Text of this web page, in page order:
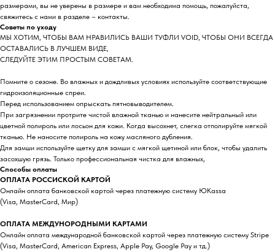
размерами, вы не уверены в размере и вам необходима помощь, пожалуйста,
свяжитесь с нами в разделе – контакты.
Советы по уходу
МЫ ХОТИМ, ЧТОБЫ ВАМ НРАВИЛИСЬ ВАШИ ТУФЛИ VOID, ЧТОБЫ ОНИ ВСЕГДА
ОСТАВАЛИСЬ В ЛУЧШЕМ ВИДЕ,
СЛЕДУЙТЕ ЭТИМ ПРОСТЫМ СОВЕТАМ.
Помните о сезоне. Во влажных и дождливых условиях используйте соответствующие
гидроизоляционные спреи.
Перед использованием опрыскать пятновыводителем.
При загрязнении протрите чистой влажной тканью и нанесите нейтральный или
цветной полироль или лосьон для кожи. Когда высохнет, слегка отполируйте мягкой
тканью. Не наносите полироль на кожу масляного дубления.
Для замши используйте щетку для замши с мягкой щетиной или блок, чтобы удалить
засохшую грязь. Только профессиональная чистка для влажных,
Способы оплаты
ОПЛАТА РОССИСКОЙ КАРТОЙ
Онлайн оплата банковской картой через платежную систему ЮKassa
(Visa, MasterCard, Мир)
ОПЛАТА МЕЖДУНОРОДНЫМИ КАРТАМИ
Онлайн оплата международной банковской картой через платежную систему Stripe
(Visa, MasterCard, American Express, Apple Pay, Google Pay и тд.)